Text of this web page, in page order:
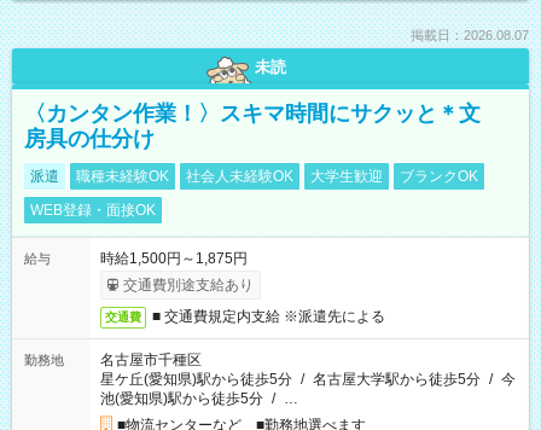
掲載日：2026.08.07
未読
〈カンタン作業！〉スキマ時間にサクッと＊文
房具の仕分け
派遣 職種未経験OK 社会人未経験OK 大学生歓迎
ブランクOK
WEB登録・面接OK
給与
時給1,500円～1,875円
交通費別途支給あり
交通費 ■ 交通費規定内支給 ※派遣先による
勤務地
名古屋市千種区
星ケ丘(愛知県)駅から徒歩5分 / 名古屋大学駅から徒歩5分 / 今
池(愛知県)駅から徒歩5分 / …
■物流センターなど ■勤務地選べます